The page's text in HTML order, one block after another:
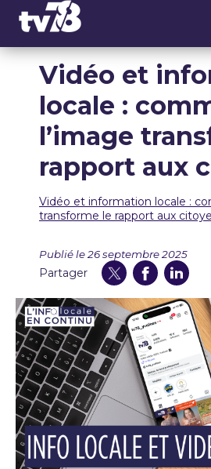
Vidéo et
locale :
l’image
rapport aux
Vidéo et information locale :
transforme le rapport aux
Publié le 26 septembre 2025
Partager
Panneau de gestion des cookies